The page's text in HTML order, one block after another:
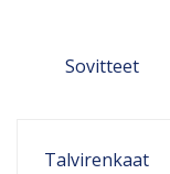
Sovitteet
Talvirenkaat